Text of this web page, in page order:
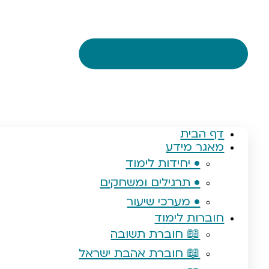
דף הבית
מאגר מידע
• יחידות לימוד
• תרגילים ומשחקים
• מערכי שיעור
חוברות לימוד
📖 חוברת תשובה
📖 חוברת אהבת ישראל